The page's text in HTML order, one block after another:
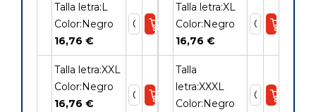
Talla letra:L
Color:Negro
16,76 €
Talla letra:XL
Color:Negro
16,76 €
Talla letra:XXL
Color:Negro
16,76 €
Talla
letra:XXXL
Color:Negro